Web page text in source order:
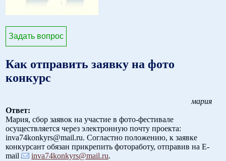
Задать вопрос
Как отправить заявку на фото
конкурс
мария
Ответ:
Мария, сбор заявок на участие в фото-фестивале
осуществляется через электронную почту проекта:
inva74konkyrs@mail.ru. Согластно положению, к заявке
конкурсант обязан прикрепить фотоработу, отправив на E-
mail
inva74konkyrs@mail.ru.